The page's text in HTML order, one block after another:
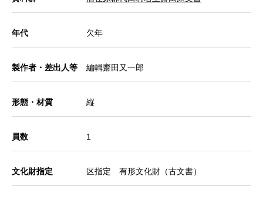
年代 欠年
製作者・差出人等 編輯齋田又一郎
形態・材質 縦
員数 1
文化財指定 区指定 有形文化財（古文書）